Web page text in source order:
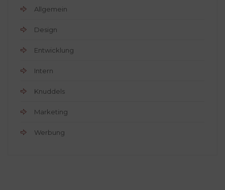
Allgemein
Design
Entwicklung
Intern
Knuddels
Marketing
Werbung